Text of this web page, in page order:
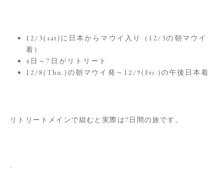
12/3(sat)に日本からマウイ入り（12/3の朝マウイ
着）
4日～7日がリトリート
12/8(Thu.)の朝マウイ発～12/9(Fri.)の午後日本着
リトリートメインで組むと実際は7日間の旅です。
.